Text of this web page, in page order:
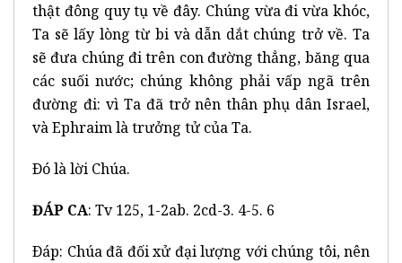
thật đông quy tụ về đây. Chúng vừa đi vừa khóc,
Ta sẽ lấy lòng từ bi và dẫn dắt chúng trở về. Ta
sẽ đưa chúng đi trên con đường thẳng, băng qua
các suối nước; chúng không phải vấp ngã trên
đường đi: vì Ta đã trở nên thân phụ dân Israel,
và Ephraim là trưởng tử của Ta.
Ðó là lời Chúa.
ĐÁP CA: Tv 125, 1-2ab. 2cd-3. 4-5. 6
Ðáp: Chúa đã đối xử đại lượng với chúng tôi, nên